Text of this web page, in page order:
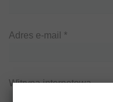
Adres e-mail *
Witryna internetowa